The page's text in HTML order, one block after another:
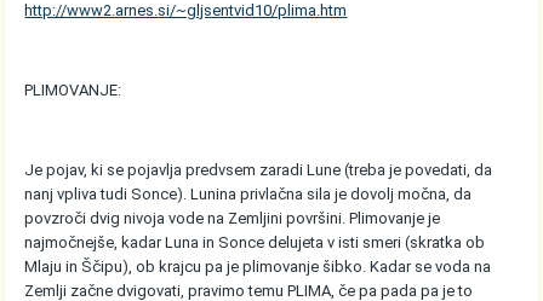
http://www2.arnes.si/~gljsentvid10/plima.htm
PLIMOVANJE:
Je pojav, ki se pojavlja predvsem zaradi Lune (treba je povedati, da
nanj vpliva tudi Sonce). Lunina privlačna sila je dovolj močna, da
povzroči dvig nivoja vode na Zemljini površini. Plimovanje je
najmočnejše, kadar Luna in Sonce delujeta v isti smeri (skratka ob
Mlaju in Ščipu), ob krajcu pa je plimovanje šibko. Kadar se voda na
Zemlji začne dvigovati, pravimo temu PLIMA, če pa pada pa je to